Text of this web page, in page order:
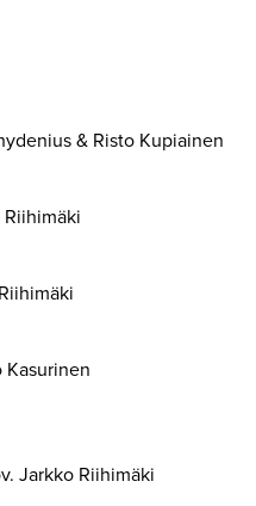
& Risto Kupiainen
Kasurinen
Jarkko Riihimäki